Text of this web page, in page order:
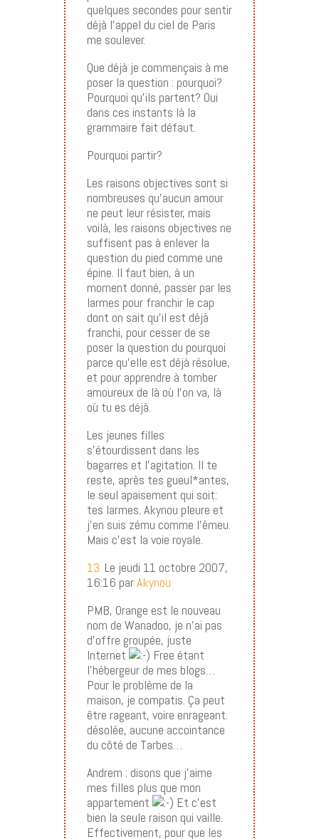
quelques secondes pour sentir
déjà l’appel du ciel de Paris
me soulever.
Que déjà je commençais à me
poser la question : pourquoi?
Pourquoi qu’ils partent? Oui
dans ces instants là la
grammaire fait défaut.
Pourquoi partir?
Les raisons objectives sont si
nombreuses qu’aucun amour
ne peut leur résister, mais
voilà, les raisons objectives ne
suffisent pas à enlever la
question du pied comme une
épine. Il faut bien, à un
moment donné, passer par les
larmes pour franchir le cap
dont on sait qu’il est déjà
franchi, pour cesser de se
poser la question du pourquoi
parce qu’elle est déjà résolue,
et pour apprendre à tomber
amoureux de là où l’on va, là
où tu es déjà.
Les jeunes filles
s’étourdissent dans les
bagarres et l’agitation. Il te
reste, après tes gueul*antes,
le seul apaisement qui soit:
tes larmes. Akynou pleure et
j’en suis zému comme l’émeu.
Mais c’est la voie royale.
13. Le jeudi 11 octobre 2007,
16:16 parAkynou
PMB, Orange est le nouveau
nom de Wanadoo, je n’ai pas
d’offre groupée, juste
Internet
Free étant
l’hébergeur de mes blogs…
Pour le problème de la
maison, je compatis. Ça peut
être rageant, voire enrageant.
désolée, aucune accointance
du côté de Tarbes…
Andrem : disons que j’aime
mes filles plus que mon
appartement
Et c’est
bien la seule raison qui vaille.
Effectivement, pour que les